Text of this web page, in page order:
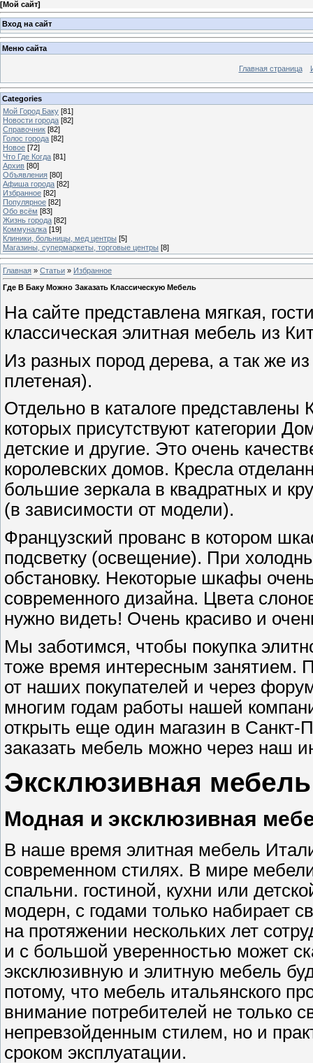
[Мой сайт]
Вход на сайт
Меню сайта
Главная страница
Categories
Мой Город Баку [81]
Новости города [82]
Справочник [82]
Голос города [82]
Новое [72]
Что Где Когда [81]
Архив [80]
Объявления [80]
Афиша города [82]
Избранное [82]
Популярное [82]
Обо всём [83]
Жизнь города [82]
Коммуналка [19]
Клиники, больницы, мед центры [5]
Магазины, супермаркеты, торговые центры [8]
Главная » Статьи » Избранное
Где В Баку Можно Заказать Классическую Мебель
На сайте представлена мягкая,
классическая элитная мебель из
Из разных пород дерева, а так же из
плетеная).
Отдельно в каталоге
которых присутствуют категории
детские и другие. Это очень
королевских домов. Кресла
большие зеркала в квадратных и
(в зависимости от модели).
Французский прованс в котором
подсветку (освещение). При
обстановку. Некоторые шкафы
современного дизайна. Цвета
нужно видеть! Очень красиво и
Мы заботимся, чтобы покупка
тоже время интересным занятием.
от наших покупателей и через
многим годам работы нашей
открыть еще один магазин в Санкт-
заказать мебель можно через наш
Эксклюзивная
Модная и эксклюзивная
В наше время элитная мебель
современном стилях. В мире
спальни. гостиной, кухни или
модерн, с годами только набирает
на протяжении нескольких лет
и с большой уверенностью может
эксклюзивную и элитную мебель
потому, что мебель итальянского
внимание потребителей не только
непревзойденным стилем, но и
сроком эксплуатации.